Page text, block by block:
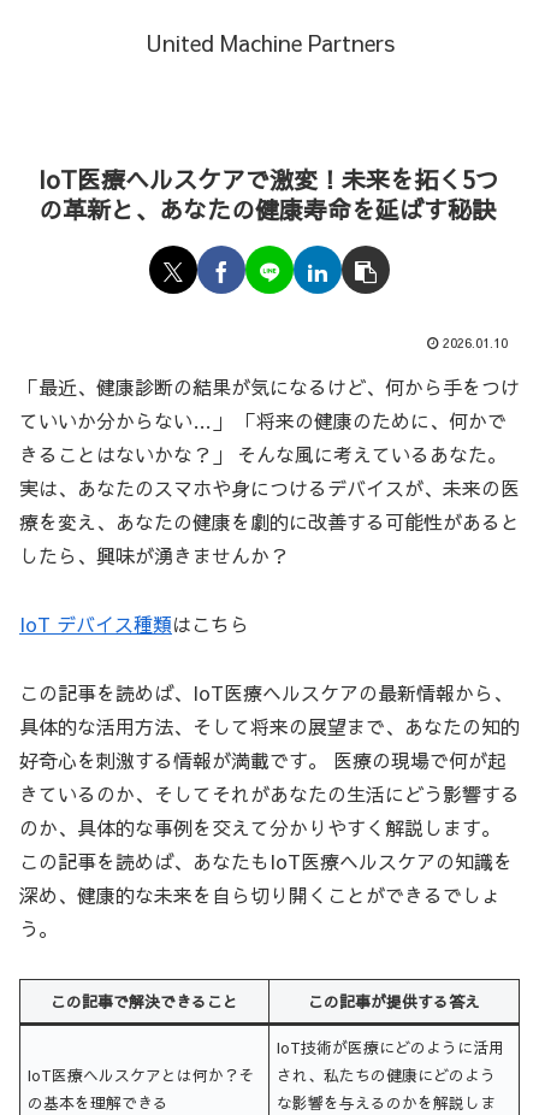
United Machine Partners
IoT医療ヘルスケアで激変！未来を拓く5つ
の革新と、あなたの健康寿命を延ばす秘訣
2026.01.10
「最近、健康診断の結果が気になるけど、何から手をつけ
ていいか分からない…」 「将来の健康のために、何かで
きることはないかな？」 そんな風に考えているあなた。
実は、あなたのスマホや身につけるデバイスが、未来の医
療を変え、あなたの健康を劇的に改善する可能性があると
したら、興味が湧きませんか？
IoT デバイス種類はこちら
この記事を読めば、IoT医療ヘルスケアの最新情報から、
具体的な活用方法、そして将来の展望まで、あなたの知的
好奇心を刺激する情報が満載です。 医療の現場で何が起
きているのか、そしてそれがあなたの生活にどう影響する
のか、具体的な事例を交えて分かりやすく解説します。
この記事を読めば、あなたもIoT医療ヘルスケアの知識を
深め、健康的な未来を自ら切り開くことができるでしょ
う。
この記事で解決できること この記事が提供する答え
IoT医療ヘルスケアとは何か？そ
の基本を理解できる
IoT技術が医療にどのように活用
され、私たちの健康にどのよう
な影響を与えるのかを解説しま